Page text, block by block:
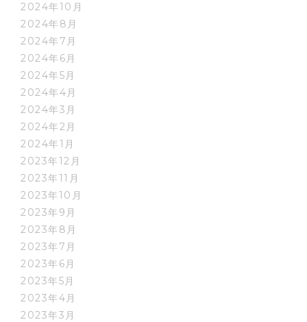
2024年10月
2024年8月
2024年7月
2024年6月
2024年5月
2024年4月
2024年3月
2024年2月
2024年1月
2023年12月
2023年11月
2023年10月
2023年9月
2023年8月
2023年7月
2023年6月
2023年5月
2023年4月
2023年3月